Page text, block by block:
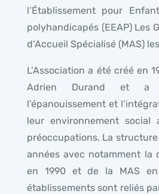
l’Établissement pour
polyhandicapés (EEAP) Les
d’Accueil Spécialisé (MAS)
L’Association a été créé en
Adrien Durand et a
l’épanouissement et
leur environnement social
préoccupations. La
années avec notamment la
en 1990 et de la MAS
établissements sont reliés